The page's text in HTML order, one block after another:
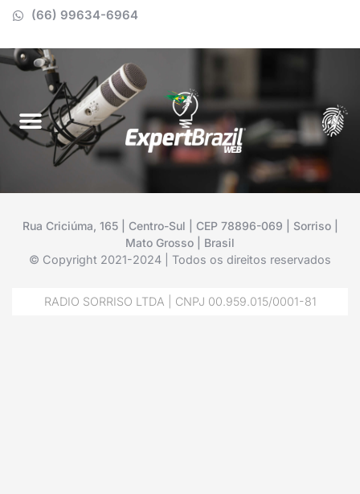
(66) 99634-6964
Rua Criciúma, 165 | Centro-Sul | CEP 78896-069 | Sorriso |
Mato Grosso | Brasil
© Copyright 2021-2024 | Todos os direitos reservados
RADIO SORRISO LTDA | CNPJ 00.959.015/0001-81